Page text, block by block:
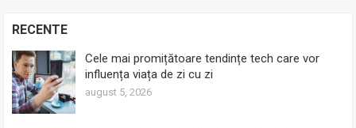
RECENTE
Cele mai promițătoare tendințe tech care vor
influența viața de zi cu zi
august 5, 2026